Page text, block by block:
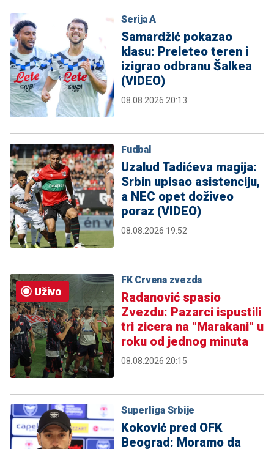
Serija A
Samardžić pokazao
klasu: Preleteo teren i
izigrao odbranu Šalkea
(VIDEO)
08.08.2026 20:13
Fudbal
Uzalud Tadićeva magija:
Srbin upisao asistenciju,
a NEC opet doživeo
poraz (VIDEO)
08.08.2026 19:52
Uživo
FK Crvena zvezda
Radanović spasio
Zvezdu: Pazarci ispustili
tri zicera na "Marakani" u
roku od jednog minuta
08.08.2026 20:15
Superliga Srbije
Koković pred OFK
Beograd: Moramo da